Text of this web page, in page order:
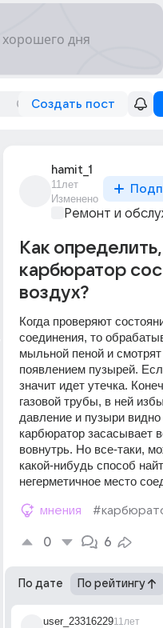
Создать пост
hamit_1
11лет
Изменено
Ремонт и
Как
карбюратор
воздух?
Когда проверяют
соединения, то
мыльной пеной и смотрят
появлением пузырей.
значит идет утечка.
газовой трубы, в ней
давление и пузыри видно
карбюратор засасывает
вовнутрь. Но все-таки,
какой-нибудь способ
негерметичное место
мнения
0 6
По дате По рейтингу
user_2331622911лет